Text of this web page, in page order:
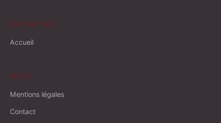
NAVIGATION
Accueil
LÉGAL
Mentions légales
Contact